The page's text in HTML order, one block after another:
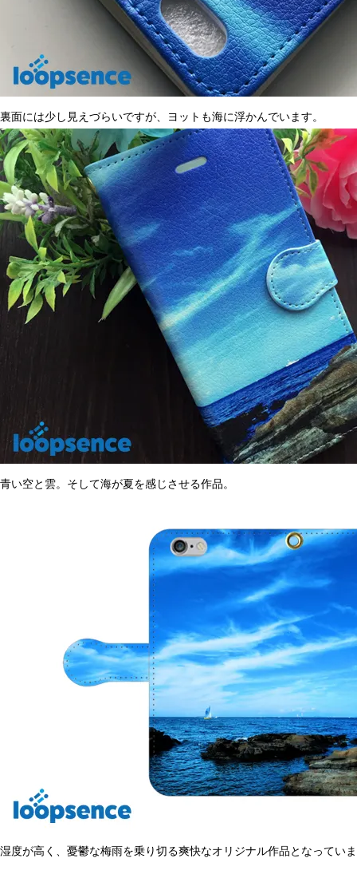
裏面には少し見えづらいですが、ヨットも海に浮かんでいます。
青い空と雲。そして海が夏を感じさせる作品。
湿度が高く、憂鬱な梅雨を乗り切る爽快なオリジナル作品となってい